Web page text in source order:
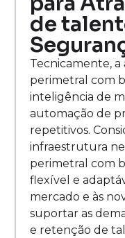
de
Tecnicamente,
perimetral com
inteligência de
automação de
repetitivos.
infraestrutura
perimetral com
flexível e
mercado e às
suportar as
e retenção de